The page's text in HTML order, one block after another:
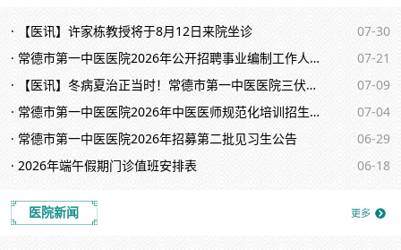
· 【医讯】许家栋教授将于8月12日来院坐诊
07-30
· 常德市第一中医医院2026年公开招聘事业编制工作人员拟聘用人员公示
07-21
· 【医讯】冬病夏治正当时！常德市第一中医医院三伏贴7月15日正式开贴
07-09
· 常德市第一中医医院2026年中医医师规范化培训招生简章
07-04
· 常德市第一中医医院2026年招募第二批见习生公告
06-29
· 2026年端午假期门诊值班安排表
06-18
医院新闻